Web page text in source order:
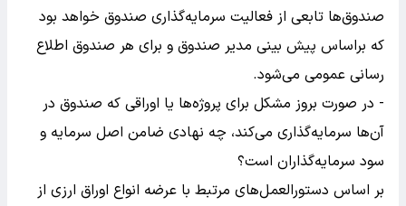
صندوق‌ها تابعی از فعالیت سرمایه‌گذاری صندوق خواهد بود
که براساس پیش بینی مدیر صندوق و برای هر صندوق اطلاع
رسانی عمومی می‌شود.
- در صورت بروز مشکل برای پروژه‌ها یا اوراقی که صندوق در
آن‌ها سرمایه‌گذاری می‌کند، چه نهادی ضامن اصل سرمایه و
سود سرمایه‌گذاران است؟
بر اساس دستورالعمل‌های مرتبط با عرضه انواع اوراق ارزی از